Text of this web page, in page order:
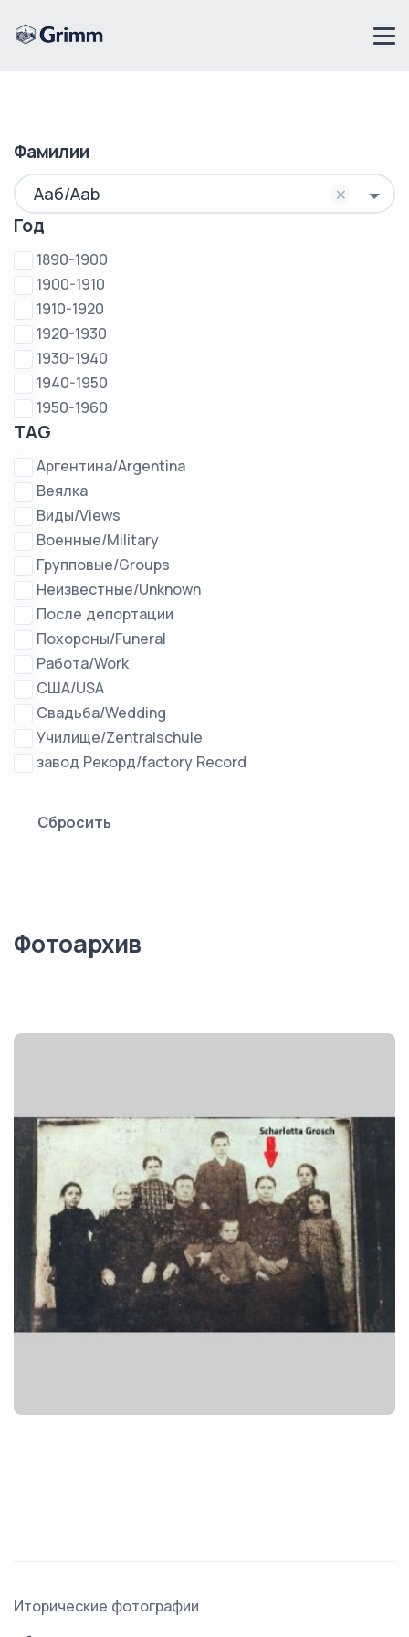
Фамилии
×
Ааб/Aab
Год
1890-1900
1900-1910
1910-1920
1920-1930
1930-1940
1940-1950
1950-1960
TAG
Аргентина/Argentina
Веялка
Виды/Views
Военные/Military
Групповые/Groups
Неизвестные/Unknown
После депортации
Похороны/Funeral
Работа/Work
США/USA
Свадьба/Wedding
Училище/Zentralschule
завод Рекорд/factory Record
Сбросить
Фотоархив
Иторические фотографии